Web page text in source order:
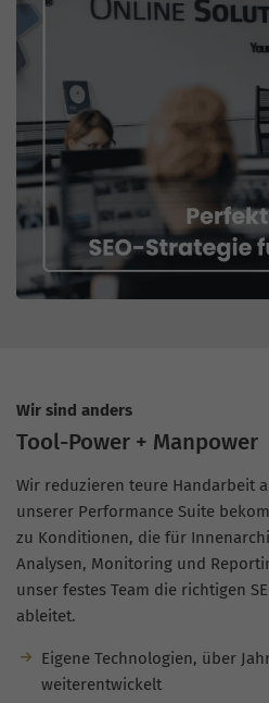
Wir sind anders
Tool-Power + Manpower
Wir reduzieren teure Handarbeit
unserer Performance Suite
zu Konditionen, die für
Analysen, Monitoring und
unser festes Team die richtigen
ableitet.
Eigene Technologien, über
weiterentwickelt